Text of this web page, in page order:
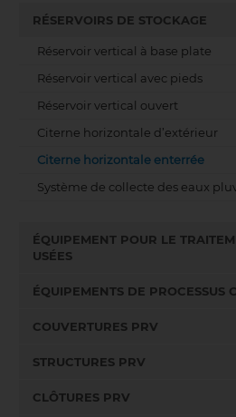
RÉSERVOIRS DE STOCKAGE
Réservoir vertical à base plate
Réservoir vertical avec pieds
Réservoir vertical ouvert
Citerne horizontale d’extérieur
Citerne horizontale enterrée
Système de collecte des eaux
ÉQUIPEMENT POUR LE
USÉES
ÉQUIPEMENTS DE PROCESSUS
COUVERTURES PRV
STRUCTURES PRV
CLÔTURES PRV